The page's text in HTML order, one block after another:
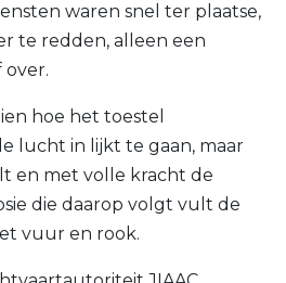
waren snel ter plaatse,
te redden, alleen een
hoe het toestel
lucht in lijkt te gaan, maar
en met volle kracht de
die daarop volgt vult de
vuur en rook.